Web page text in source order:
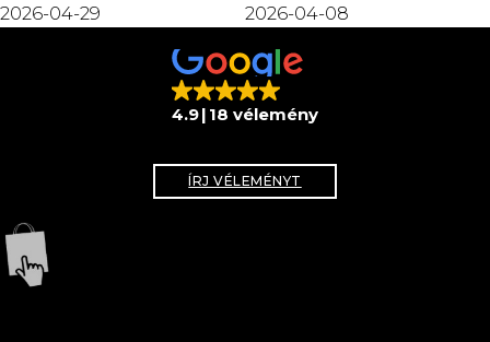
2026-04-29 2026-04-08
4.9 18 vélemény
ÍRJ VÉLEMÉNYT